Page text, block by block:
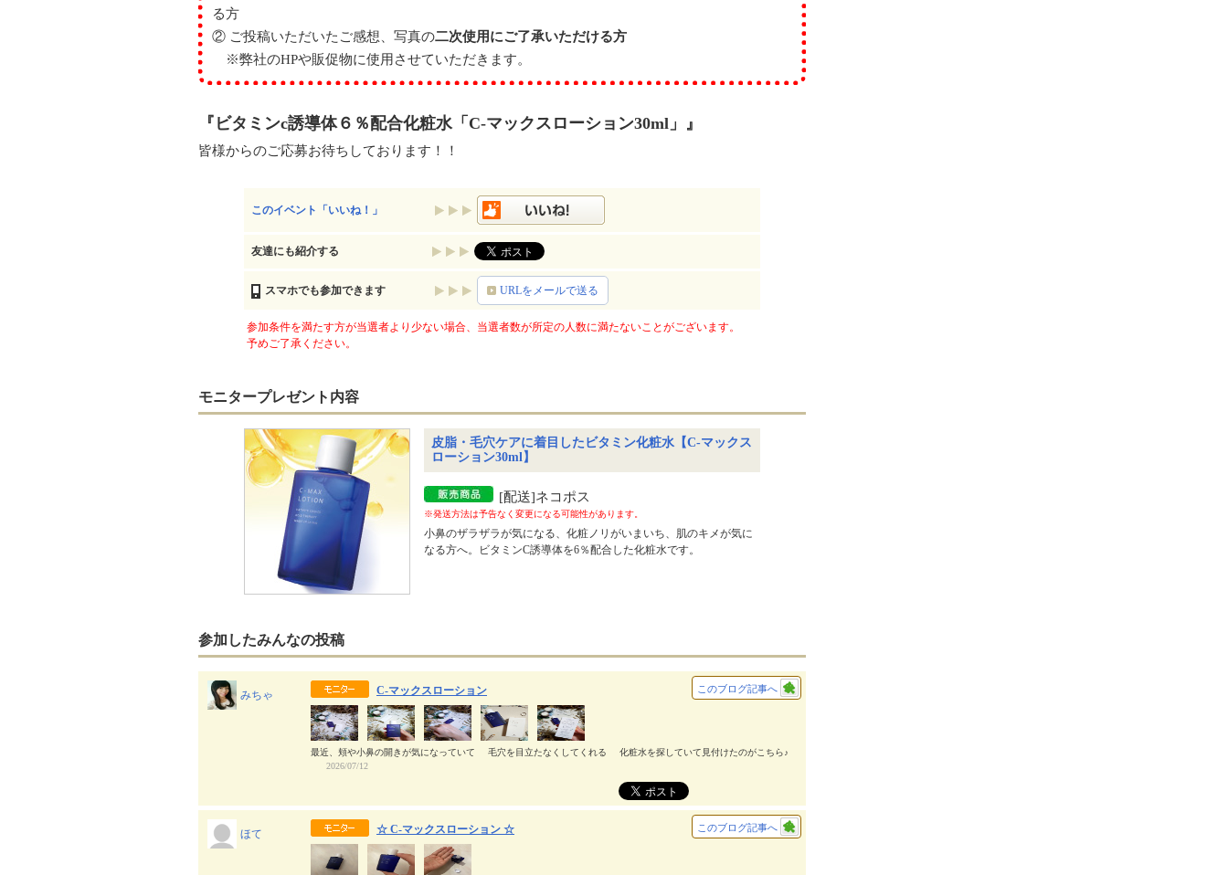
る方
② ご投稿いただいたご感想、写真の二次使用にご了承いただける方
※弊社のHPや販促物に使用させていただきます。
『ビタミンc誘導体６％配合化粧水「C-マックスローション30ml」』
皆様からのご応募お待ちしております！！
このイベント「いいね！」
友達にも紹介する
スマホでも参加できます URLをメールで送る
参加条件を満たす方が当選者より少ない場合、当選者数が所定の人数に満たないことがございます。
予めご了承ください。
モニタープレゼント内容
皮脂・毛穴ケアに着目したビタミン化粧水【C-マックス
ローション30ml】
[配送]ネコポス
※発送方法は予告なく変更になる可能性があります。
小鼻のザラザラが気になる、化粧ノリがいまいち、肌のキメが気に
なる方へ。ビタミンC誘導体を6％配合した化粧水です。
参加したみんなの投稿
みちゃ C-マックスローション
最近、頬や小鼻の開きが気になっていて⠀⠀毛穴を目立たなくしてくれる⠀⠀化粧水を探していて見付けたのがこちら♪⠀
2026/07/12
このブログ記事へ
ほて ☆ C-マックスローション ☆ このブログ記事へ